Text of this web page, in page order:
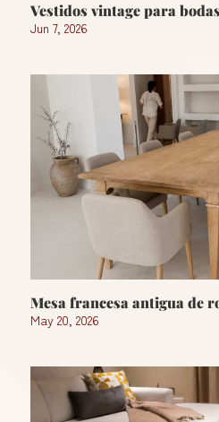
Vestidos vintage para
Jun 7, 2026
Mesa francesa antigua de
May 20, 2026